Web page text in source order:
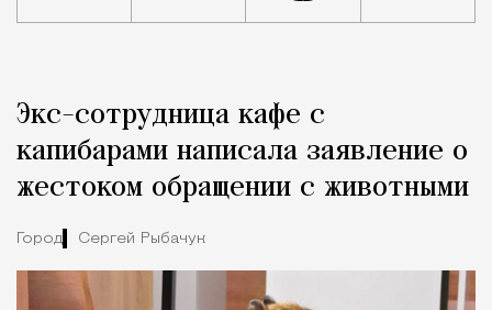
Город
Экс-сотрудница кафе с
капибарами написала заявление о
жестоком обращении с животными
Город Сергей Рыбачук